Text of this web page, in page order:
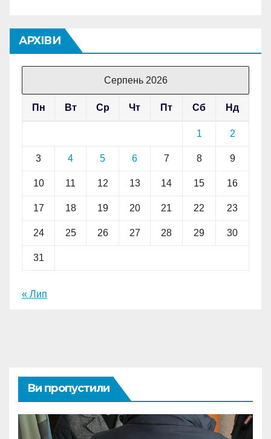
АРХІВИ
Серпень 2026
Пн Вт Ср Чт Пт Сб Нд
1 2
3 4 5 6 7 8 9
10 11 12 13 14 15 16
17 18 19 20 21 22 23
24 25 26 27 28 29 30
31
« Лип
Ви пропустили